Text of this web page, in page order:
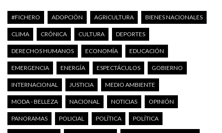
#FICHERO ADOPCIÓN AGRICULTURA BIENES NACIONALES
CLIMA CRÓNICA CULTURA DEPORTES
DERECHOS HUMANOS ECONOMÍA EDUCACIÓN
EMERGENCIA ENERGÍA ESPECTÁCULOS GOBIERNO
INTERNACIONAL JUSTICIA MEDIO AMBIENTE
MODA - BELLEZA NACIONAL NOTICIAS OPINIÓN
PANORAMAS POLICIAL POLÍTICA POLÍTICA